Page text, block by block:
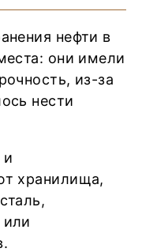
нефти в
они имели
из-за
нести
и
хранилища,